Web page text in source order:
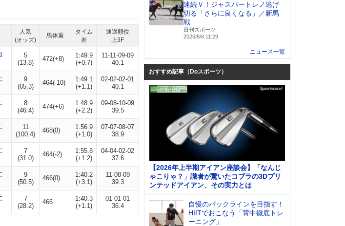
人気
(オッズ)
馬体重
タイム
差
通過順位
上3F
5
(13.8)
472(+8)
1:49.9
(+0.7)
11-11-09-09
40.1
9
(65.3)
464(-10)
1:49.1
(+1.1)
02-02-02-01
40.1
8
(46.4)
474(+6)
1:48.9
(+2.2)
09-08-10-09
39.5
11
(100.4)
468(0)
1:56.9
(+1.0)
07-07-08-07
38.9
7
(31.0)
464(-2)
1:55.8
(+1.2)
04-04-02-02
37.6
9
(50.5)
466(0)
1:40.2
(+3.1)
11-08-09
39.3
7
(28.2)
466
1:40.3
(+1.1)
01-01-01
36.4
連続Ｖ！ジャスパートレノ逃げ
切る「さらに良くなる」／新馬
戦
日刊スポーツ
2026/8/8 11:29
ニュース一覧
おすすめ記事（Doスポーツ）
【2026年上半期アイアン座談会】「なんじ
ゃこりゃ？」識者が驚いたコブラの3Dプリ
ンテッドアイアン、その実力とは
自慢のバックラインを目指す！
HIITでおこなう「背中徹底トレ
ーニング」